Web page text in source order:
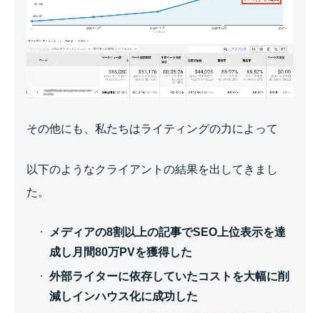
その他にも、私たちはライティングの力によって
以下のようなクライアントの結果を出してきまし
た。
メディアの8割以上の記事でSEO上位表示を達
成し月間80万PVを獲得した
外部ライターに依存していたコストを大幅に削
減しインハウス化に成功した